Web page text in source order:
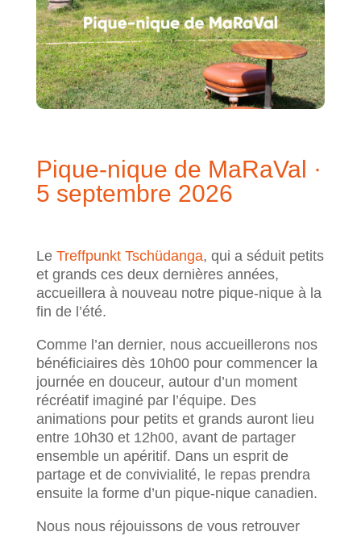
Pique-nique de MaRaVal ·
5 septembre 2026
Le Treffpunkt Tschüdanga, qui a séduit petits
et grands ces deux dernières années,
accueillera à nouveau notre pique-nique à la
fin de l’été.
Comme l’an dernier, nous accueillerons nos
bénéficiaires dès 10h00 pour commencer la
journée en douceur, autour d’un moment
récréatif imaginé par l’équipe. Des
animations pour petits et grands auront lieu
entre 10h30 et 12h00, avant de partager
ensemble un apéritif. Dans un esprit de
partage et de convivialité, le repas prendra
ensuite la forme d’un pique-nique canadien.
Nous nous réjouissons de vous retrouver